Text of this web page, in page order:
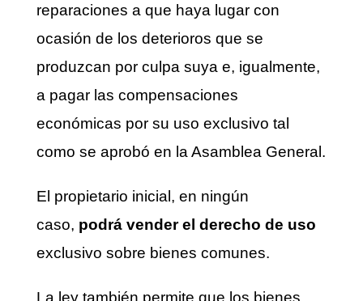
reparaciones a que haya lugar con
ocasión de los deterioros que se
produzcan por culpa suya e, igualmente,
a pagar las compensaciones
económicas por su uso exclusivo tal
como se aprobó en la Asamblea General.
El propietario inicial, en ningún
caso, podrá vender el derecho de uso
exclusivo sobre bienes comunes.
La ley también permite que los bienes